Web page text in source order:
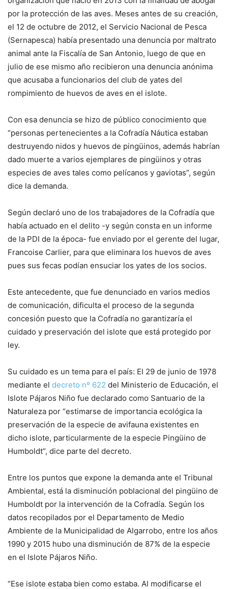
por la protección de las aves. Meses antes de su creación,
el 12 de octubre de 2012, el Servicio Nacional de Pesca
(Sernapesca) había presentado una denuncia por maltrato
animal ante la Fiscalía de San Antonio, luego de que en
julio de ese mismo año recibieron una denuncia anónima
que acusaba a funcionarios del club de yates del
rompimiento de huevos de aves en el islote.
Con esa denuncia se hizo de público conocimiento que
“personas pertenecientes a la Cofradía Náutica estaban
destruyendo nidos y huevos de pingüinos, además habrían
dado muerte a varios ejemplares de pingüinos y otras
especies de aves tales como pelícanos y gaviotas”, según
dice la demanda.
Según declaró uno de los trabajadores de la Cofradía que
había actuado en el delito -y según consta en un informe
de la PDI de la época- fue enviado por el gerente del lugar,
Francoise Carlier, para que eliminara los huevos de aves
pues sus fecas podían ensuciar los yates de los socios.
Este antecedente, que fue denunciado en varios medios
de comunicación, dificulta el proceso de la segunda
concesión puesto que la Cofradía no garantizaría el
cuidado y preservación del islote que está protegido por
ley.
Su cuidado es un tema para el país: El 29 de junio de 1978
mediante el decreto nº 622 del Ministerio de Educación, el
Islote Pájaros Niño fue declarado como Santuario de la
Naturaleza por “estimarse de importancia ecológica la
preservación de la especie de avifauna existentes en
dicho islote, particularmente de la especie Pingüino de
Humboldt”, dice parte del decreto.
Entre los puntos que expone la demanda ante el Tribunal
Ambiental, está la disminución poblacional del pingüino de
Humboldt por la intervención de la Cofradía. Según los
datos recopilados por el Departamento de Medio
Ambiente de la Municipalidad de Algarrobo, entre los años
1990 y 2015 hubo una disminución de 87% de la especie
en el Islote Pájaros Niño.
“Ese islote estaba bien como estaba. Al modificarse el